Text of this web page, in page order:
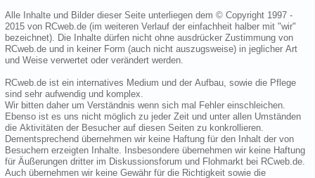
Alle Inhalte und Bilder dieser Seite unterliegen dem © Copyright 1997 -
2015 von RCweb.de (im weiteren Verlauf der einfachheit halber mit "wir"
bezeichnet). Die Inhalte dürfen nicht ohne ausdrücker Zustimmung von
RCweb.de und in keiner Form (auch nicht auszugsweise) in jeglicher Art
und Weise verwertet oder verändert werden.
RCweb.de ist ein internatives Medium und der Aufbau, sowie die Pflege
sind sehr aufwendig und komplex.
Wir bitten daher um Verständnis wenn sich mal Fehler einschleichen.
Ebenso ist es uns nicht möglich zu jeder Zeit und unter allen Umständen
die Aktivitäten der Besucher auf diesen Seiten zu konkrollieren.
Dementsprechend übernehmen wir keine Haftung für den Inhalt der von
Besuchern erzeigten Inhalte. Insbesondere übernehmen wir keine Haftung
für Äußerungen dritter im Diskussionsforum und Flohmarkt bei RCweb.de.
Auch übernehmen wir keine Gewähr für die Richtigkeit sowie die